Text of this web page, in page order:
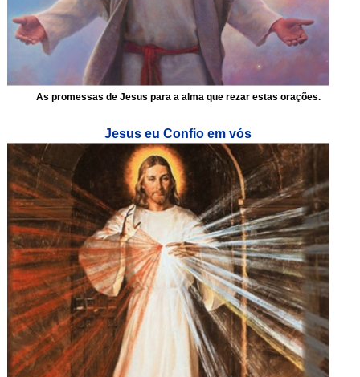
As promessas de Jesus para a alma que rezar estas orações.
Jesus eu Confio em vós